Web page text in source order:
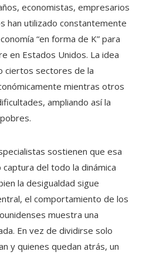
economistas, empresarios
han utilizado constantemente
“en forma de K” para
en Estados Unidos. La idea
ciertos sectores de la
mientras otros
ampliando así la
sostienen que esa
del todo la dinámica
la desigualdad sigue
el comportamiento de los
muestra una
En vez de dividirse solo
y quienes quedan atrás, un